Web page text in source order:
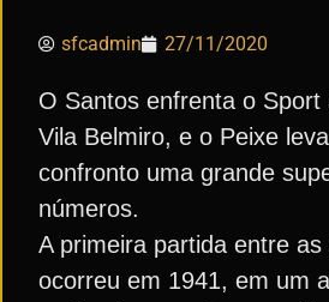
sfcadmin 27/11/2020
O Santos enfrenta o
Vila Belmiro, e o Peixe
confronto uma grande
números.
A primeira partida entre as
ocorreu em 1941, em um